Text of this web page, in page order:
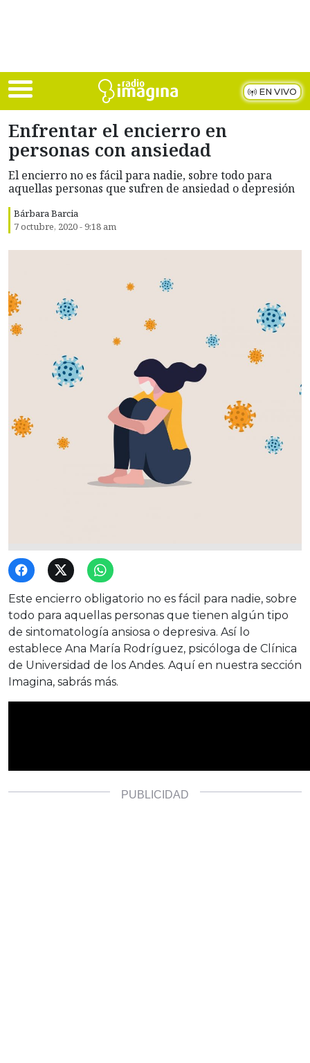
EN VIVO
Enfrentar el encierro en
personas con ansiedad
El encierro no es fácil para nadie, sobre todo para
aquellas personas que sufren de ansiedad o depresión
Bárbara Barcia
7 octubre, 2020 - 9:18 am
Este encierro obligatorio no es fácil para nadie, sobre
todo para aquellas personas que tienen algún tipo
de sintomatología ansiosa o depresiva. Así lo
establece Ana María Rodríguez, psicóloga de Clínica
de Universidad de los Andes. Aquí en nuestra sección
Imagina, sabrás más.